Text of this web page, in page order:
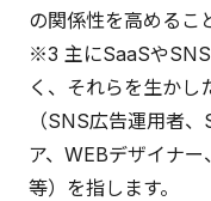
の関係性を高めるこ
※3 主にSaaSや
く、それらを生かし
（SNS広告運用者
ア、WEBデザイナ
等）を指します。